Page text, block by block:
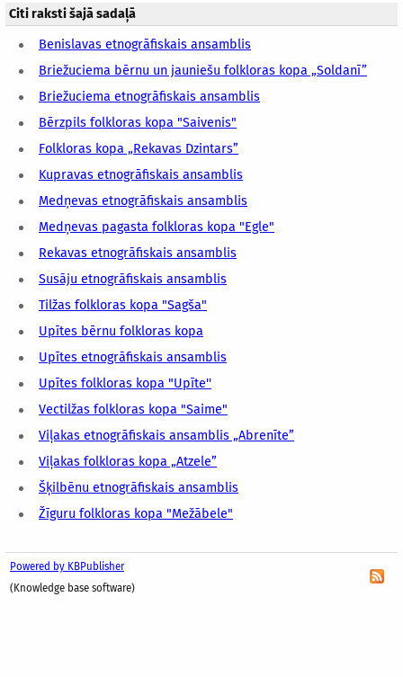
Citi raksti šajā sadaļā
Benislavas etnogrāfiskais ansamblis
Briežuciema bērnu un jauniešu folkloras kopa „Soldanī”
Briežuciema etnogrāfiskais ansamblis
Bērzpils folkloras kopa "Saivenis"
Folkloras kopa „Rekavas Dzintars”
Kupravas etnogrāfiskais ansamblis
Medņevas etnogrāfiskais ansamblis
Medņevas pagasta folkloras kopa "Egle"
Rekavas etnogrāfiskais ansamblis
Susāju etnogrāfiskais ansamblis
Tilžas folkloras kopa "Sagša"
Upītes bērnu folkloras kopa
Upītes etnogrāfiskais ansamblis
Upītes folkloras kopa "Upīte''
Vectilžas folkloras kopa "Saime"
Viļakas etnogrāfiskais ansamblis „Abrenīte”
Viļakas folkloras kopa „Atzele”
Šķilbēnu etnogrāfiskais ansamblis
Žīguru folkloras kopa "Mežābele"
Powered by KBPublisher
(Knowledge base software)